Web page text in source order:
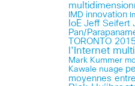
IMD innovation
IoE Jeff Seifert
Pan/
TORONTO
l'Internet
Mark Kummer
Kawale nuage
moyennes